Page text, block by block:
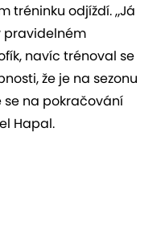
tréninku odjíždí. „Já
pravidelném
navíc trénoval se
že je na sezonu
na pokračování
Hapal.